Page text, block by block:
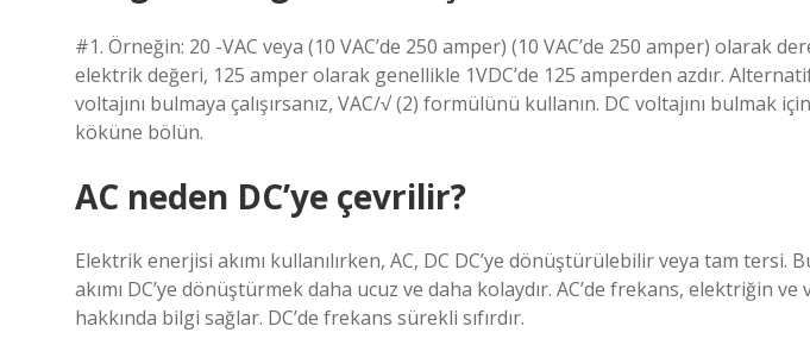
#1. Örneğin: 20 -VAC veya (10 VAC’de 250 amper) (10 VAC’de 250 amper) olarak
elektrik değeri, 125 amper olarak genellikle 1VDC’de 125 amperden azdır. Alternatif
voltajını bulmaya çalışırsanız, VAC/√ (2) formülünü kullanın. DC voltajını bulmak
köküne bölün.
AC neden DC’ye çevrilir?
Elektrik enerjisi akımı kullanılırken, AC, DC DC’ye dönüştürülebilir veya tam
akımı DC’ye dönüştürmek daha ucuz ve daha kolaydır. AC’de frekans, elektriğin
hakkında bilgi sağlar. DC’de frekans sürekli sıfırdır.